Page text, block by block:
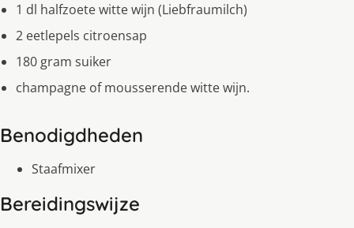
1 dl halfzoete witte wijn (Liebfraumilch)
2 eetlepels citroensap
180 gram suiker
champagne of mousserende witte wijn.
Benodigdheden
Staafmixer
Bereidingswijze